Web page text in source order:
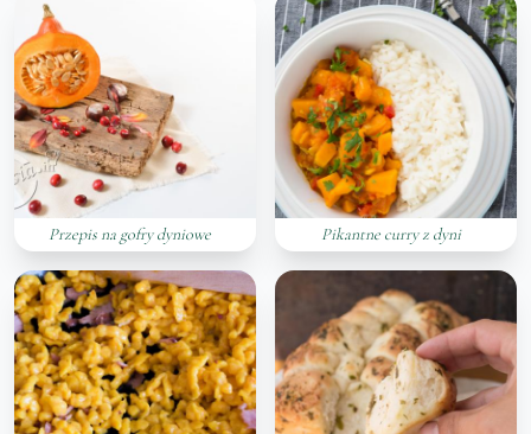
Przepis na gofry dyniowe Pikantne curry z dyni